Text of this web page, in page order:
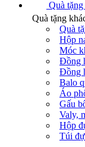
Quà
Quà tặng
Quà
Hộp
Móc
Đồng
Đồng
Balo
Áo
Gấu
Valy,
Hộp
Túi